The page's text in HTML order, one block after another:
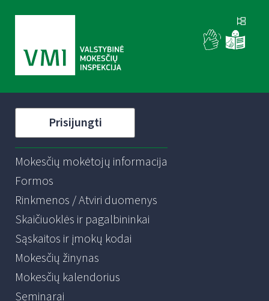
Prisijungti
Mokesčių mokėtojų informacija
Formos
Rinkmenos / Atviri duomenys
Skaičiuoklės ir pagalbininkai
Sąskaitos ir įmokų kodai
Mokesčių žinynas
Mokesčių kalendorius
Seminarai